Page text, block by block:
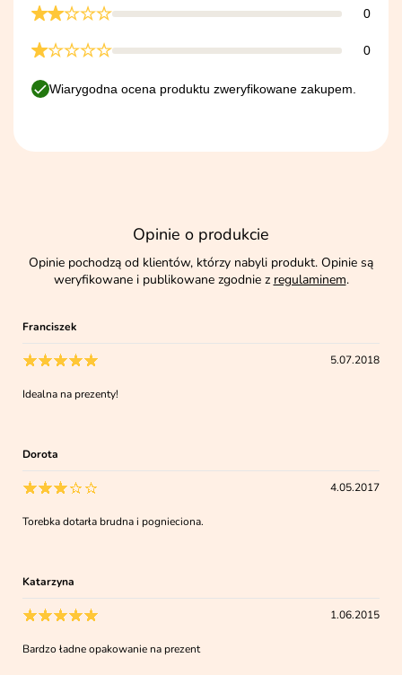
0
0
Wiarygodna ocena produktu zweryfikowane zakupem.
Opinie o produkcie
Opinie pochodzą od klientów, którzy nabyli produkt. Opinie są
weryfikowane i publikowane zgodnie z regulaminem.
Franciszek
5.07.2018
Idealna na prezenty!
Dorota
4.05.2017
Torebka dotarła brudna i pognieciona.
Katarzyna
1.06.2015
Bardzo ładne opakowanie na prezent